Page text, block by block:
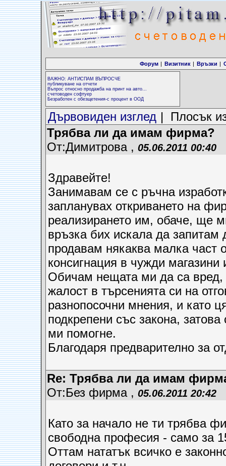
Форум | Визитник | Връзки |
ВАЖНО: АНТИСПАМ ВЪПРОСЧЕ
публикуване на отчети
Въпрос относно продажба на принт на авто...
счетоводен софтуер
Безработен с обезщетения-с процент в ООД
Дървовиден изглед | Плосък
Трябва ли да имам фирма?
От:Димитрова , 05.06.2011 00:40
Здравейте!
Занимавам се с ръчна
запланувах откриването на
реализирането им, обаче, ще
връзка бих искала да
продавам някаква малка част
консигнация в чужди
Обичам нещата ми да са вред,
жалост в търсенията си на
разнопосочни мнения, и като
подкрепени със закона,
ми помогне.
Благодаря предварително за
Re: Трябва ли да имам
От:Без фирма , 05.06.2011 20:42
Като за начало не ти трябва
свободна професия - само за
Оттам нататък всичко е